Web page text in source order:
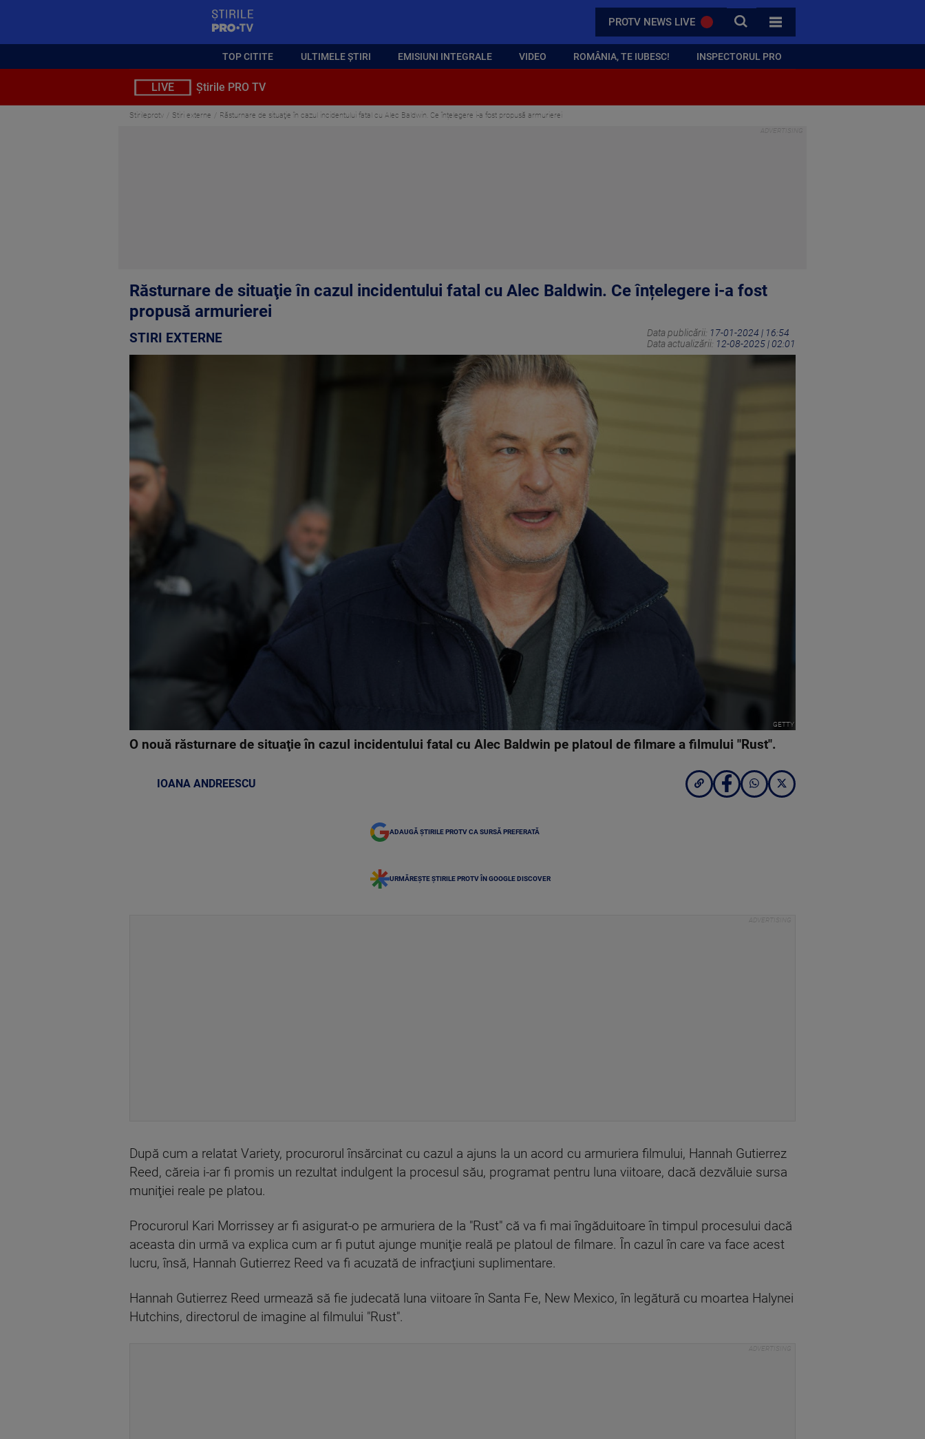
PROTV NEWS LIVE CAUTA
TOATE CATEGORIILE
TOP CITITE ULTIMELE ȘTIRI EMISIUNI INTEGRALE VIDEO ROMÂNIA, TE IUBESC! INSPECTORUL PRO
LIVE Știrile PRO TV
Stirileprotv Stiri externe Răsturnare de situaţie în cazul incidentului fatal cu Alec Baldwin. Ce înțelegere i-a fost propusă armurierei
Răsturnare de situaţie în cazul incidentului fatal cu Alec Baldwin. Ce înțelegere i-a fost
propusă armurierei
STIRI EXTERNE Data publicării: 17-01-2024 | 16:54
Data actualizării: 12-08-2025 | 02:01
GETTY
O nouă răsturnare de situaţie în cazul incidentului fatal cu Alec Baldwin pe platoul de filmare a filmului "Rust".
IOANA ANDREESCU
ADAUGĂ ȘTIRILE PROTV CA SURSĂ PREFERATĂ
URMĂREȘTE ȘTIRILE PROTV ÎN GOOGLE DISCOVER
După cum a relatat Variety, procurorul însărcinat cu cazul a ajuns la un acord cu armuriera filmului, Hannah Gutierrez
Reed, căreia i-ar fi promis un rezultat indulgent la procesul său, programat pentru luna viitoare, dacă dezvăluie sursa
muniţiei reale pe platou.
Procurorul Kari Morrissey ar fi asigurat-o pe armuriera de la "Rust" că va fi mai îngăduitoare în timpul procesului dacă
aceasta din urmă va explica cum ar fi putut ajunge muniţie reală pe platoul de filmare. În cazul în care va face acest
lucru, însă, Hannah Gutierrez Reed va fi acuzată de infracţiuni suplimentare.
Hannah Gutierrez Reed urmează să fie judecată luna viitoare în Santa Fe, New Mexico, în legătură cu moartea Halynei
Hutchins, directorul de imagine al filmului "Rust".